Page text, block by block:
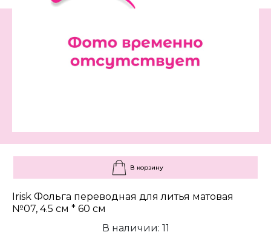
В корзину
Irisk Фольга переводная для литья матовая
№07, 4.5 см * 60 см
В наличии: 11